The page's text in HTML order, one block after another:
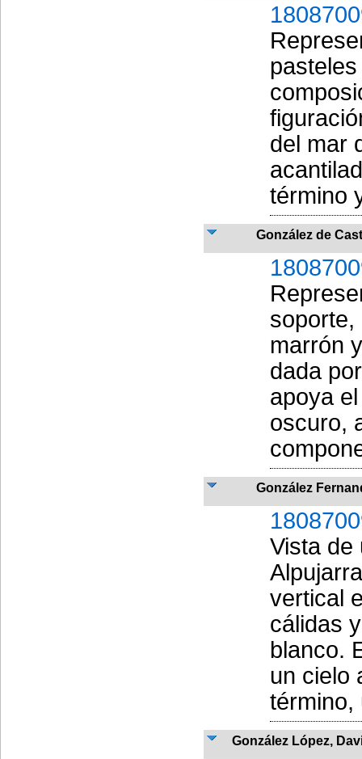
del mar
término
González de
soporte,
marrón
dada
apoya
oscuro,
González
Vista de
vertical
cálidas
blanco.
un cielo
término,
González López,